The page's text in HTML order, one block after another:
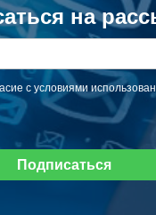
на
с условиями
Подписаться